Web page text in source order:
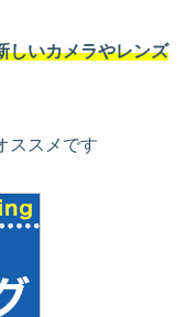
しいカメラやレンズ
ススメです